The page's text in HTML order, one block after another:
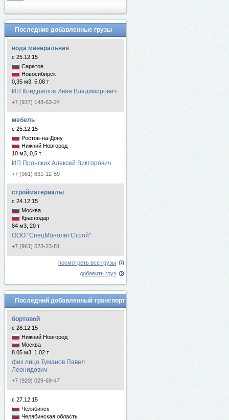
Последние добавленные грузы
вода минеральная
с 25.12.15
Саратов
Новосибирск
0,35 м3, 5,08 т
ИП Кондрашов Иван Владимирович
+7 (937) 148-63-24
мебель
с 25.12.15
Ростов-на-Дону
Нижний Новгород
10 м3, 0,5 т
ИП Пронских Алексей Викторович
+7 (961) 631-12-59
стройматериалы
с 24.12.15
Москва
Краснодар
84 м3, 20 т
ООО "СпецМонолитСтрой"
+7 (961) 523-23-81
посмотреть все грузы
добавить груз
Последний добавленный транспорт
бортовой
с 28.12.15
Нижний Новгород
Москва
8.05 м3, 1.02 т
физ.лицо Туманов Павел
Леонидович
+7 (920) 029-69-47
с 27.12.15
Челябинск
Челябинская область